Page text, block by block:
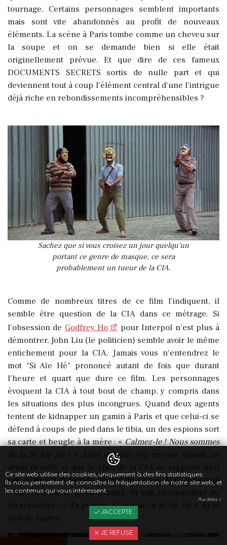
tournage. Certains personnages semblent importants
mais sont vite abandonnés au profit de nouveaux
éléments. La scène à Paris tombe comme un cheveu sur
la soupe et on se demande bien si elle était
originellement prévue. Et que dire de ces fameux
DOCUMENTS SECRETS sortis de nulle part et qui
deviennent tout à coup l'élément central d'une l'intrigue
déjà riche en rebondissements incompréhensibles ?
Sachez que si vous croisez un jour quelqu'un
portant ce genre de masque, ce sera
probablement un tueur de la CIA.
Comme de nombreux titres de ce film l'indiquent, il
semble être question de la CIA dans ce métrage. Si
l'obsession de Godfrey Ho
pour Interpol n'est plus à
démontrer, John Liu (le politicien) semble avoir le même
entichement pour la CIA. Jamais vous n'entendrez le
mot "Si Aïe Hé" prononcé autant de fois que durant
l'heure et quart que dure ce film. Les personnages
évoquent la CIA à tout bout de champ, y compris dans
les situations des plus incongrues. Quand deux agents
tentent de kidnapper un gamin à Paris et que celui-ci se
défend à coups de pied dans le tibia, un des espions sort
sa carte et beugle à la mère : «Calmez-le ! Nous sommes
». Effet garanti. Ou encore, quand un
avion décolle et que le chef de la CIA se rappelle qu'il
sait piloter, il demande au civil de sauter. Mais pourquoi
? lui rétorque le pilote étonné. Et son interlocuteur de
Ta gueule. Je suis de la Si Aïe Hé
Ce site web utilise des cookies, uniquement à des fins statistiques.
Ils nous permettent de connaître la fréquentation de notre site web, et
les contenus qui vous intéressent.
Plus d'infos
J'ACCEPTE
JE REFUSE